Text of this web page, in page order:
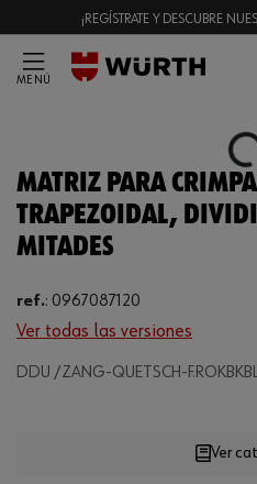
¡REGÍSTRATE Y DESCUBRE
MENÚ
MATRIZ PARA
TRAPEZOIDAL,
MITADES
ref.: 0967087120
Ver todas las versiones
DDU /ZANG-QUETSCH-
Ver